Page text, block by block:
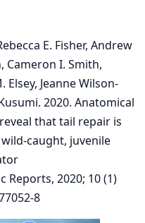
E. Fisher, Andrew
Cameron I. Smith,
Elsey, Jeanne Wilson-
2020. Anatomical
that tail repair is
caught, juvenile
Reports, 2020; 10 (1)
8